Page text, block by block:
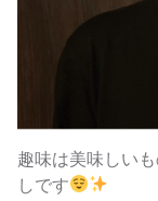
趣味は美味しい
しです